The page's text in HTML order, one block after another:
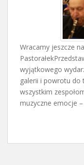
Wracamy jeszcze
wyjątkowego
galerii i powrotu do
wszystkim
muzyczne emocje